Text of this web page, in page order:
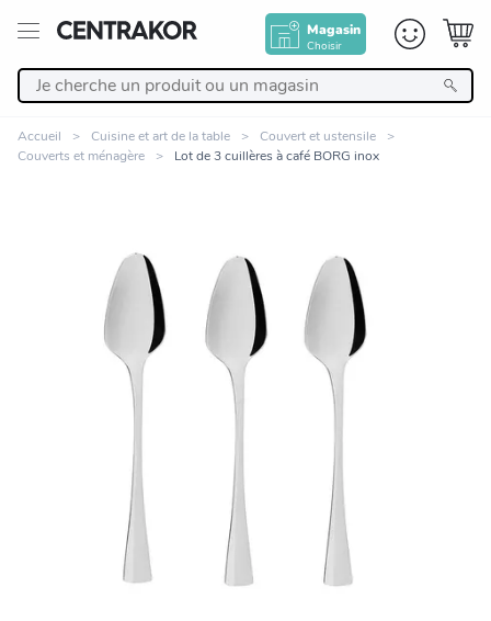
Magasin
Choisir
Décoration
Linge de maison
Meuble
Cuisine et art de la table
Salle de bain et beauté
Entretien et rangement
Accueil Cuisine et art de la table
Couvert et ustensile
Couverts et ménagère
Lot de 3 cuillères à café BORG inox